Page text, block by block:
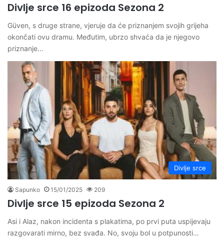
Divlje srce 16 epizoda Sezona 2
Güven, s druge strane, vjeruje da će priznanjem svojih grijeha
okončati ovu dramu. Međutim, ubrzo shvaća da je njegovo
priznanje…
Divlje srce
Sapunko 15/01/2025 209
Divlje srce 15 epizoda Sezona 2
Asi i Alaz, nakon incidenta s plakatima, po prvi puta uspijevaju
razgovarati mirno, bez svađa. No, svoju bol u potpunosti…